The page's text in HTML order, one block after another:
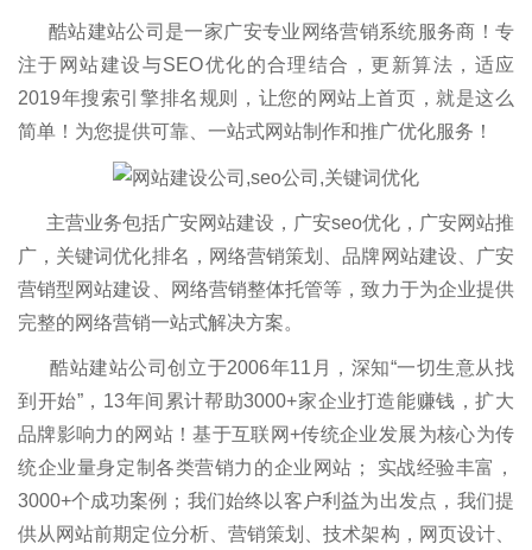
酷站建站公司是一家广安专业网络营销系统服务商！专
注于网站建设与SEO优化的合理结合，更新算法，适应
2019年搜索引擎排名规则，让您的网站上首页，就是这么
简单！为您提供可靠、一站式网站制作和推广优化服务！
主营业务包括广安网站建设，广安seo优化，广安网站推
广，关键词优化排名，网络营销策划、品牌网站建设、广安
营销型网站建设、网络营销整体托管等，致力于为企业提供
完整的网络营销一站式解决方案。
酷站建站公司创立于2006年11月，深知“一切生意从找
到开始”，13年间累计帮助3000+家企业打造能赚钱，扩大
品牌影响力的网站！基于互联网+传统企业发展为核心为传
统企业量身定制各类营销力的企业网站； 实战经验丰富，
3000+个成功案例；我们始终以客户利益为出发点，我们提
供从网站前期定位分析、营销策划、技术架构，网页设计、